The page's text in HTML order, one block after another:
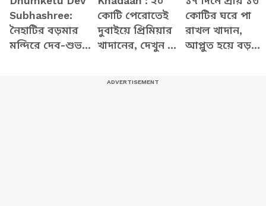
Subhashree:
নৈহাটির বড়মার
মন্দিরে দেব-শুভশ্রী,
কোটি পেরোতেই
দুবাইয়ে প্রিমিয়ার
খাদানের, দেখুন কী
কোটির ঘরে পা
রাখল খাদান,
আপ্লুত হয়ে বড়